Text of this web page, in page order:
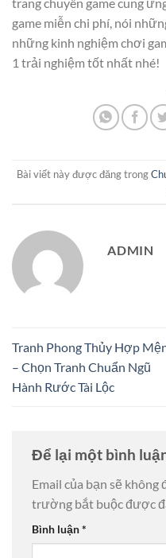
game miễn chi phí, nói
những kinh nghiệm chơi
1 trải nghiệm tốt nhất nhé!
Bài viết này được đăng trong
ADMIN
Tranh Phong Thủy Hợp
– Chọn Tranh Chuẩn Ngũ
Hành Rước Tài Lộc
Để lại một bình
Email của bạn sẽ
trường bắt buộc được
Bình luận*